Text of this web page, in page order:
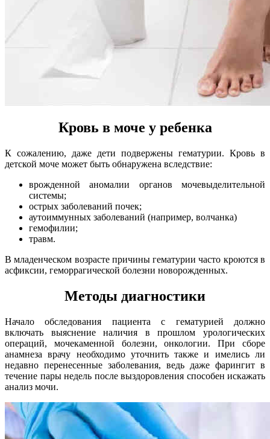
Кровь в моче у ребенка
К сожалению, даже дети подвержены гематурии. Кровь в
детской моче может быть обнаружена вследствие:
врожденной аномалии органов мочевыделительной
системы;
острых заболеваний почек;
аутоиммунных заболеваний (например, волчанка)
гемофилии;
травм.
В младенческом возрасте причины гематурии часто кроются в
асфиксии, геморрагической болезни новорожденных.
Методы диагностики
Начало обследования пациента с гематурией должно
включать выяснение наличия в прошлом урологических
операций, мочекаменной болезни, онкологии. При сборе
анамнеза врачу необходимо уточнить также и имелись ли
недавно перенесенные заболевания, ведь даже фарингит в
течение пары недель после выздоровления способен искажать
анализ мочи.